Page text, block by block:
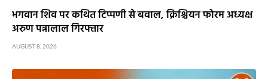
भगवान शिव पर कथित टिप्पणी से बवाल, क्रिश्चियन फोरम अध्यक्ष
अरुण पन्नालाल गिरफ्तार
AUGUST 8, 2026